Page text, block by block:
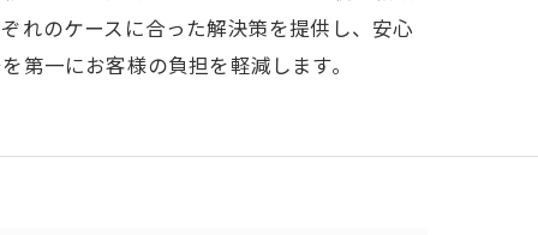
れのケースに合った解決策を提供し、安心
一にお客様の負担を軽減します。